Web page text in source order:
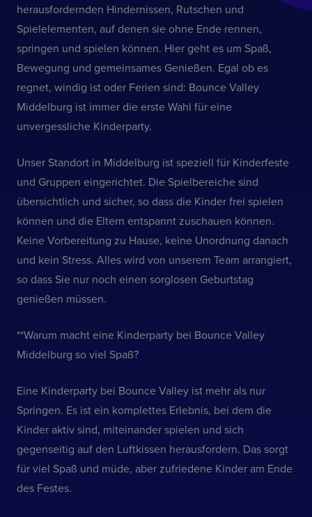
herausfordernden Hindernissen, Rutschen und
Spielelementen, auf denen sie ohne Ende rennen,
springen und spielen können. Hier geht es um Spaß,
Bewegung und gemeinsames Genießen. Egal ob es
regnet, windig ist oder Ferien sind: Bounce Valley
Middelburg ist immer die erste Wahl für eine
unvergessliche Kinderparty.
Unser Standort in Middelburg ist speziell für Kinderfeste
und Gruppen eingerichtet. Die Spielbereiche sind
übersichtlich und sicher, so dass die Kinder frei spielen
können und die Eltern entspannt zuschauen können.
Keine Vorbereitung zu Hause, keine Unordnung danach
und kein Stress. Alles wird von unserem Team arrangiert,
so dass Sie nur noch einen sorglosen Geburtstag
genießen müssen.
**Warum macht eine Kinderparty bei Bounce Valley
Middelburg so viel Spaß?
Eine Kinderparty bei Bounce Valley ist mehr als nur
Springen. Es ist ein komplettes Erlebnis, bei dem die
Kinder aktiv sind, miteinander spielen und sich
gegenseitig auf den Luftkissen herausfordern. Das sorgt
für viel Spaß und müde, aber zufriedene Kinder am Ende
des Festes.